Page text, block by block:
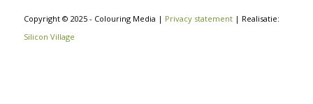
Copyright © 2025 - Colouring Media | Privacy statement| Realisatie:
Silicon Village